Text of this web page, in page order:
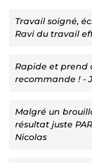
Travail soigné,
Ravi du travail
Rapide et prend
recommande ! -
Malgré un
résultat juste
Nicolas